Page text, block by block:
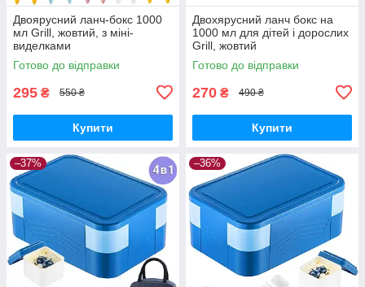
Двоярусний ланч-бокс 1000
мл Grill, жовтий, з міні-
виделками
Готово до відправки
295 ₴ 550 ₴
Купити
Двохярусний ланч бокс на
1000 мл для дітей і дорослих
Grill, жовтий
Готово до відправки
270 ₴ 490 ₴
Купити
–37% –36%